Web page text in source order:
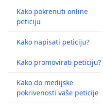
Kako pokrenuti online
peticiju
Kako napisati peticiju?
Kako promovirati peticiju?
Kako do medijske
pokrivenosti vaše peticije